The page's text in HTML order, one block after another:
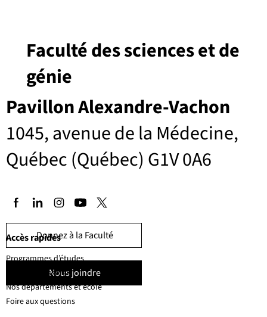
Pavillon Alexandre-Vachon
1045, avenue de la Médecine,
Québec (Québec) G1V 0A6
Faculté des sciences et de
génie
Donnez à la Faculté
Nous joindre
Accès rapides
Programmes d’études
Corps professoral
Nos départements et école
Foire aux questions